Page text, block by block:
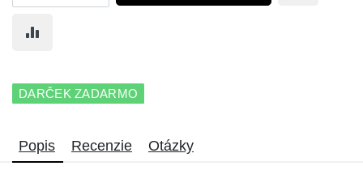
DARČEK ZADARMO
Popis Recenzie Otázky